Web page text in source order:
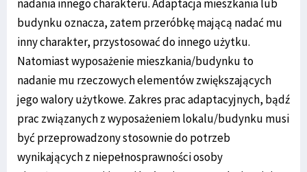
nadania innego charakteru. Adaptacja mieszkania lub
budynku oznacza, zatem przeróbkę mającą nadać mu
inny charakter, przystosować do innego użytku.
Natomiast wyposażenie mieszkania/budynku to
nadanie mu rzeczowych elementów zwiększających
jego walory użytkowe. Zakres prac adaptacyjnych, bądź
prac związanych z wyposażeniem lokalu/budynku musi
być przeprowadzony stosownie do potrzeb
wynikających z niepełnosprawności osoby